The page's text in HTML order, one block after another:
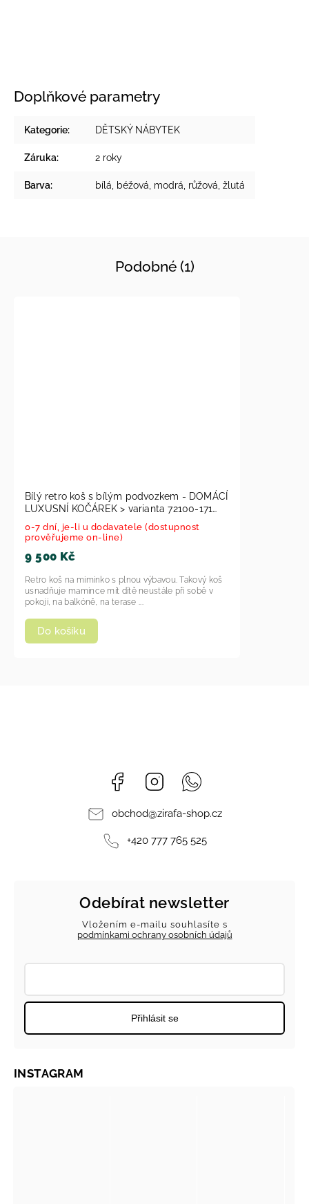
Doplňkové parametry
Kategorie: DĚTSKÝ NÁBYTEK
Záruka: 2 roky
Barva: bílá béžová modrá růžová žlutá
Podobné (1)
Bílý retro koš s bílým podvozkem - DOMÁCÍ
LUXUSNÍ KOČÁREK > varianta 72100-171
0-7 dní, je-li u dodavatele (dostupnost
prověřujeme on-line)
9 500 Kč
Do košíku
Retro koš na miminko s plnou výbavou. Takový koš
usnadňuje mamince mít dítě neustále při sobě v
pokoji, na balkóně, na terase ...
Facebook Instagram
obchod@zirafa-shop.cz
+420 777 765 525
Odebírat newsletter
Vložením e-mailu souhlasíte s
podmínkami ochrany osobních údajů
Přihlásit se
INSTAGRAM